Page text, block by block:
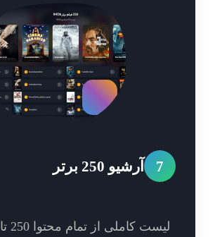
آرشیو 250 برتر
لیست کاملی از تمام محتوا 250 تا برتر جهان